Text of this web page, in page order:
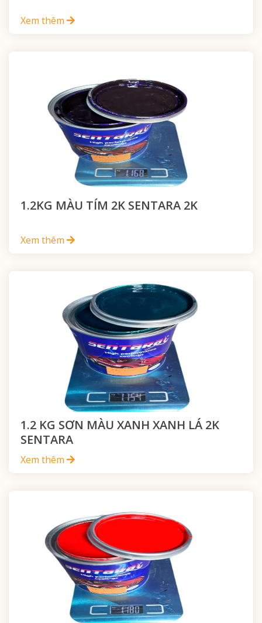
Xem thêm
1.2KG MÀU TÍM 2K SENTARA 2K
Xem thêm
1.2 KG SƠN MÀU XANH XANH LÁ 2K
SENTARA
Xem thêm